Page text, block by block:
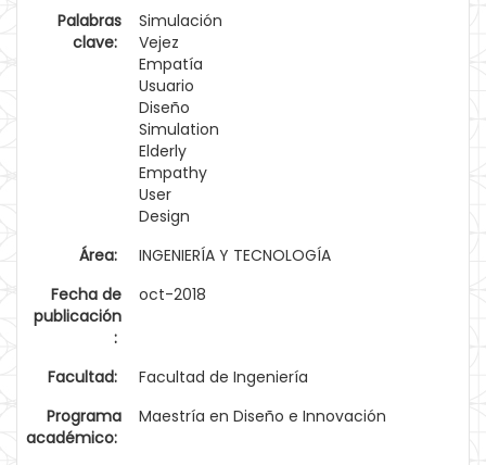
Palabras
clave:
Simulación
Vejez
Empatía
Usuario
Diseño
Simulation
Elderly
Empathy
User
Design
Área:
INGENIERÍA Y TECNOLOGÍA
Fecha de
publicación
:
oct-2018
Facultad:
Facultad de Ingeniería
Programa
académico:
Maestría en Diseño e Innovación